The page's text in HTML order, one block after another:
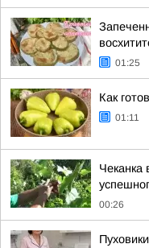
01:25
Как
01:11
Чеканка
00:26